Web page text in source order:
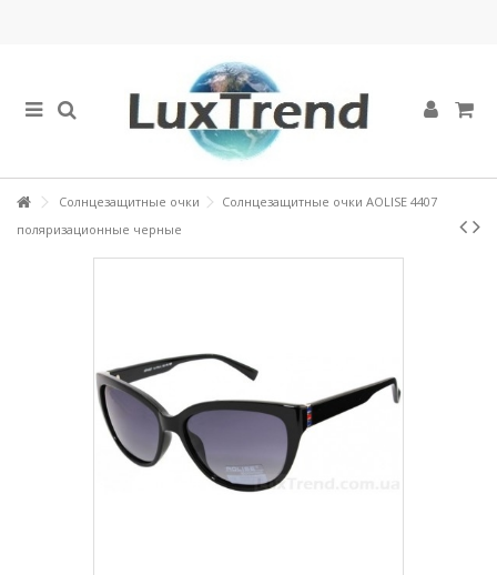
Солнцезащитные очки
Солнцезащитные очки AOLISE 4407
поляризационные черные